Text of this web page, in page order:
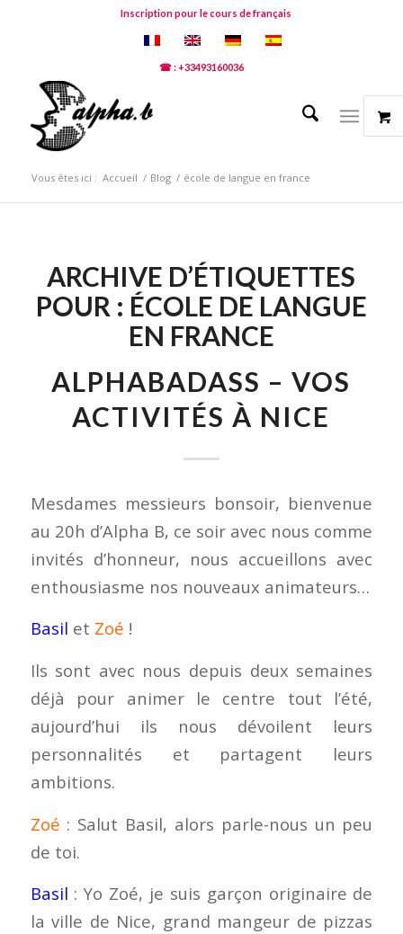
Inscription pour le cours de français
☎ : +33493160036
Vous êtes ici : Accueil / Blog / école de langue en france
ARCHIVE D’ÉTIQUETTES
POUR : ÉCOLE DE LANGUE
EN FRANCE
ALPHABADASS – VOS
ACTIVITÉS À NICE
Mesdames messieurs bonsoir, bienvenue
au 20h d’Alpha B, ce soir avec nous comme
invités d’honneur, nous accueillons avec
enthousiasme nos nouveaux animateurs…
Basil et Zoé !
Ils sont avec nous depuis deux semaines
déjà pour animer le centre tout l’été,
aujourd’hui ils nous dévoilent leurs
personnalités et partagent leurs
ambitions.
Zoé : Salut Basil, alors parle-nous un peu
de toi.
Basil : Yo Zoé, je suis garçon originaire de
la ville de Nice, grand mangeur de pizzas